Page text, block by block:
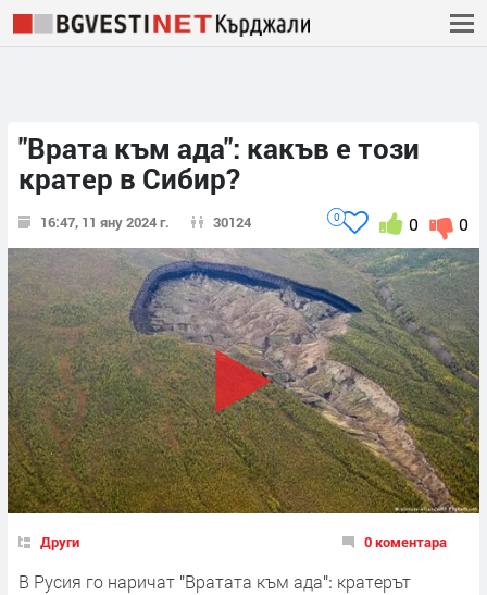
"Врата към ада": какъв е този
кратер в Сибир?
16:47, 11 яну 2024 г. 30124 0
0
0
Други 0 коментара
В Русия го наричат "Вратата към ада": кратерът